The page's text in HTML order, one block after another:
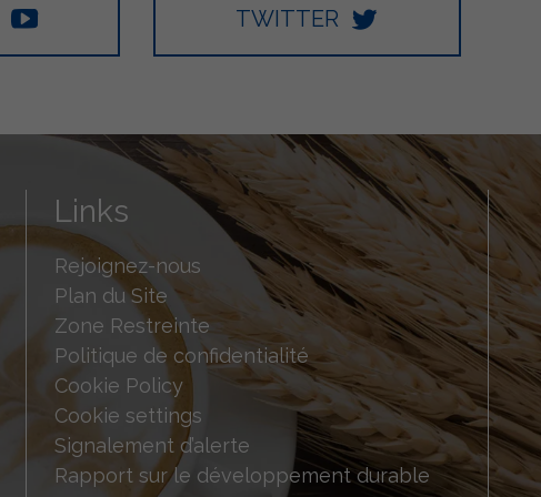
TWITTER
Links
Rejoignez-nous
Plan du Site
Zone Restreinte
Politique de confidentialité
Cookie Policy
Cookie settings
Signalement d’alerte
Rapport sur le développement durable